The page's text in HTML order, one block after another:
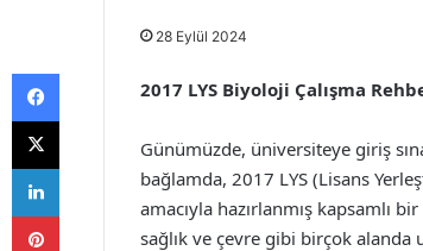
28 Eylül 2024
2017 LYS Biyoloji Çalışma
Günümüzde, üniversiteye giriş
bağlamda, 2017 LYS (Lisans
amacıyla hazırlanmış kapsamlı
sağlık ve çevre gibi birçok alanda
Facebook
X
LinkedIn
Pinterest